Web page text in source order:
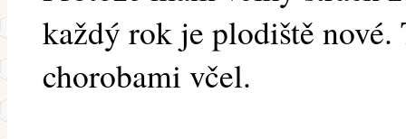
každý rok je plodiště nové.
chorobami včel.